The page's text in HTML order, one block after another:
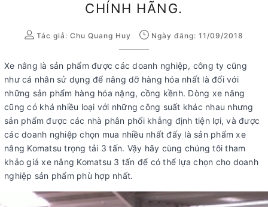
CHÍNH HÃNG.
Tác giả: Chu Quang Huy Ngày đăng: 11/09/2018
Xe nâng là sản phẩm được các doanh nghiệp, công ty cũng
như cá nhân sử dụng để nâng dỡ hàng hóa nhất là đối với
những sản phẩm hàng hóa nặng, cồng kềnh. Dòng xe nâng
cũng có khá nhiều loại với những công suất khác nhau nhưng
sản phẩm được các nhà phân phối khẳng định tiện lợi, và được
các doanh nghiệp chọn mua nhiều nhất đấy là sản phẩm xe
nâng Komatsu trọng tải 3 tấn. Vậy hãy cùng chúng tôi tham
khảo giá xe nâng Komatsu 3 tấn để có thể lựa chọn cho doanh
nghiệp sản phẩm phù hợp nhất.